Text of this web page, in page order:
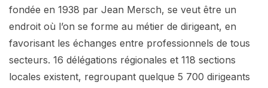
fondée en 1938 par Jean Mersch, se veut être un
endroit où l’on se forme au métier de dirigeant, en
favorisant les échanges entre professionnels de tous
secteurs. 16 délégations régionales et 118 sections
locales existent, regroupant quelque 5 700 dirigeants